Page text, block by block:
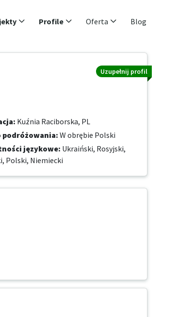
Profile Oferta Blog
Uzupełnij profil
: Kuźnia Raciborska, PL
podróżowania: W obrębie Polski
językowe: Ukraiński, Rosyjski,
Polski, Niemiecki